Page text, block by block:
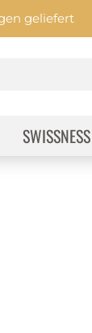
geliefert
SWISSNESS